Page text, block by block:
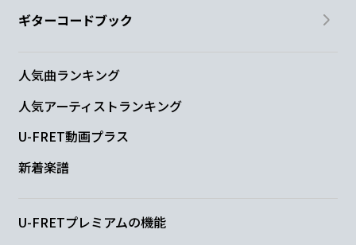
ギターコードブック
人気曲ランキング
人気アーティストランキング
U-FRET動画プラス
新着楽譜
U-FRETプレミアムの機能